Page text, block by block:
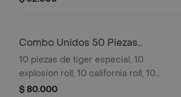
Combo Unidos 50 Piezas
Premiun
10 piezas de tiger especial, 10
explosion roll, 10 california roll, 10
tentacion roll, robalo tempura y
$ 80.000